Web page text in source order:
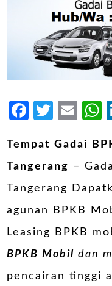
Tempat Gadai
Tangerang –
Tangerang
agunan BPKB
Leasing BPKB
BPKB Mobil dan
pencairan tinggi